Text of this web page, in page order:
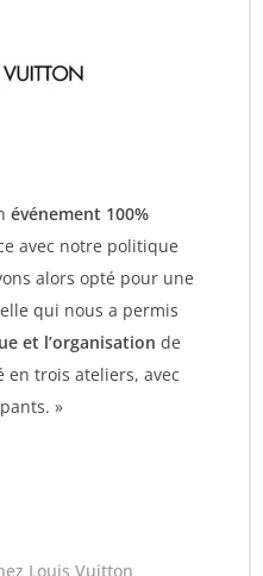
événement 100%
avec notre politique
alors opté pour une
qui nous a permis
et l’organisation de
en trois ateliers, avec
»
Louis Vuitton